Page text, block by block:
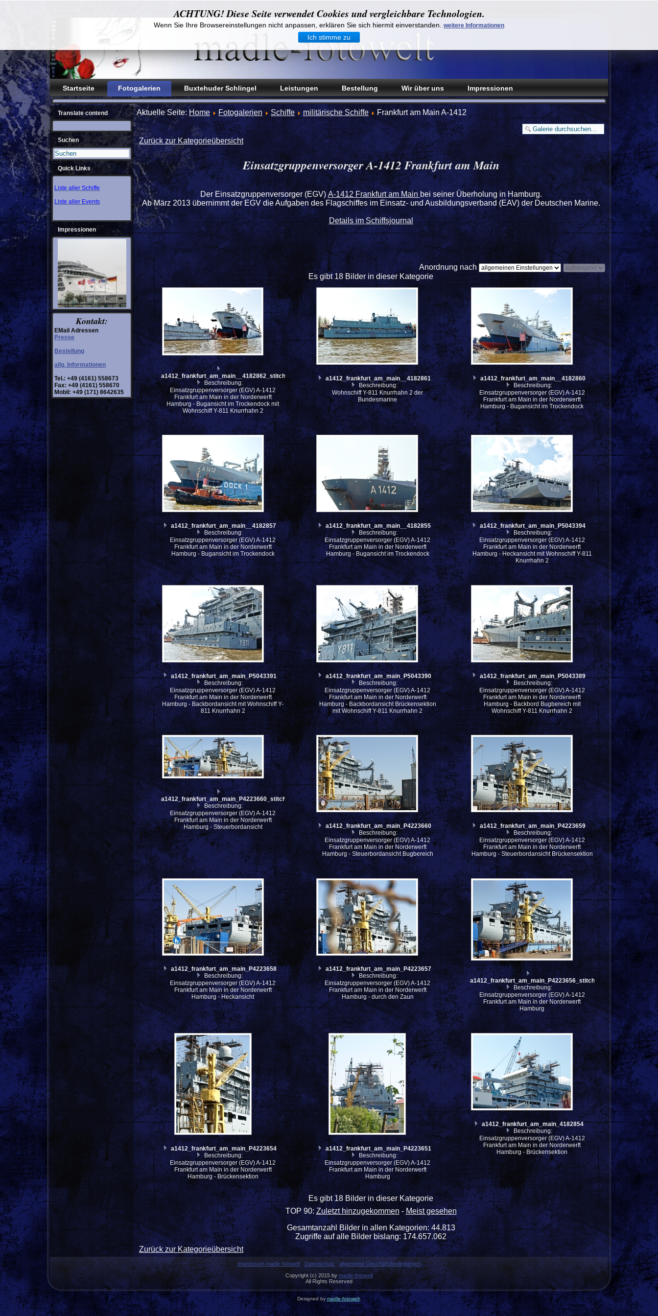
Startseite Fotogalerien Buxtehuder Schlingel Leistungen Bestellung Wir über uns Impressionen
ACHTUNG! Diese Seite verwendet Cookies und vergleichbare Technologien.
Wenn Sie Ihre Browsereinstellungen nicht anpassen, erklären Sie sich hiermit einverstanden. weitere Informationen
Ich stimme zu
Translate contend
Suchen
Quick Links
Liste aller Schiffe
Liste aller Events
Impressionen
Kontakt:
EMail Adressen
Presse
Bestellung
allg. Informationen
Tel.: +49 (4161) 558673
Fax: +49 (4161) 558670
Mobil: +49 (171) 8642635
Aktuelle Seite: Home Fotogalerien Schiffe militärische Schiffe Frankfurt am Main A-1412
Zurück zur Kategorieübersicht
Einsatzgruppenversorger A-1412 Frankfurt am Main
Der Einsatzgruppenversorger (EGV)A-1412 Frankfurt am Mainbei seiner Überholung in Hamburg.
Ab März 2013 übernimmt der EGV die Aufgaben des Flagschiffes im Einsatz- und Ausbildungsverband (EAV) der Deutschen Marine.
Details im Schiffsjournal
Anordnung nach
Es gibt 18 Bilder in dieser Kategorie
a1412_frankfurt_am_main__4182862_stitch
Beschreibung:
Einsatzgruppenversorger (EGV) A-1412
Frankfurt am Main in der Norderwerft
Hamburg - Bugansicht im Trockendock mit
Wohnschiff Y-811 Knurrhahn 2
a1412_frankfurt_am_main__4182861
Beschreibung:
Wohnschiff Y-811 Knurrhahn 2 der
Bundesmarine
a1412_frankfurt_am_main__4182860
Beschreibung:
Einsatzgruppenversorger (EGV) A-1412
Frankfurt am Main in der Norderwerft
Hamburg - Bugansicht im Trockendock
a1412_frankfurt_am_main__4182857
Beschreibung:
Einsatzgruppenversorger (EGV) A-1412
Frankfurt am Main in der Norderwerft
Hamburg - Bugansicht im Trockendock
a1412_frankfurt_am_main__4182855
Beschreibung:
Einsatzgruppenversorger (EGV) A-1412
Frankfurt am Main in der Norderwerft
Hamburg - Bugansicht im Trockendock
a1412_frankfurt_am_main_P5043394
Beschreibung:
Einsatzgruppenversorger (EGV) A-1412
Frankfurt am Main in der Norderwerft
Hamburg - Heckansicht mit Wohnschiff Y-811
Knurrhahn 2
a1412_frankfurt_am_main_P5043391
Beschreibung:
Einsatzgruppenversorger (EGV) A-1412
Frankfurt am Main in der Norderwerft
Hamburg - Backbordansicht mit Wohnschiff Y-
811 Knurrhahn 2
a1412_frankfurt_am_main_P5043390
Beschreibung:
Einsatzgruppenversorger (EGV) A-1412
Frankfurt am Main in der Norderwerft
Hamburg - Backbordansicht Brückensektion
mit Wohnschiff Y-811 Knurrhahn 2
a1412_frankfurt_am_main_P5043389
Beschreibung:
Einsatzgruppenversorger (EGV) A-1412
Frankfurt am Main in der Norderwerft
Hamburg - Backbord Bugbereich mit
Wohnschiff Y-811 Knurrhahn 2
a1412_frankfurt_am_main_P4223660_stitch
Beschreibung:
Einsatzgruppenversorger (EGV) A-1412
Frankfurt am Main in der Norderwerft
Hamburg - Steuerbordansicht
a1412_frankfurt_am_main_P4223660
Beschreibung:
Einsatzgruppenversorger (EGV) A-1412
Frankfurt am Main in der Norderwerft
Hamburg - Steuerbordansicht Bugbereich
a1412_frankfurt_am_main_P4223659
Beschreibung:
Einsatzgruppenversorger (EGV) A-1412
Frankfurt am Main in der Norderwerft
Hamburg - Steuerbordansicht Brückensektion
a1412_frankfurt_am_main_P4223658
Beschreibung:
Einsatzgruppenversorger (EGV) A-1412
Frankfurt am Main in der Norderwerft
Hamburg - Heckansicht
a1412_frankfurt_am_main_P4223657
Beschreibung:
Einsatzgruppenversorger (EGV) A-1412
Frankfurt am Main in der Norderwerft
Hamburg - durch den Zaun
a1412_frankfurt_am_main_P4223656_stitch
Beschreibung:
Einsatzgruppenversorger (EGV) A-1412
Frankfurt am Main in der Norderwerft
Hamburg
a1412_frankfurt_am_main_P4223654
Beschreibung:
Einsatzgruppenversorger (EGV) A-1412
Frankfurt am Main in der Norderwerft
Hamburg - Brückensektion
a1412_frankfurt_am_main_P4223651
Beschreibung:
Einsatzgruppenversorger (EGV) A-1412
Frankfurt am Main in der Norderwerft
Hamburg
a1412_frankfurt_am_main_4182854
Beschreibung:
Einsatzgruppenversorger (EGV) A-1412
Frankfurt am Main in der Norderwerft
Hamburg - Brückensektion
Es gibt 18 Bilder in dieser Kategorie
TOP 90: Zuletzt hinzugekommen - Meist gesehen
Gesamtanzahl Bilder in allen Kategorien: 44.813
Zugriffe auf alle Bilder bislang: 174.657.062
Zurück zur Kategorieübersicht
Impressum madle-fotowelt Datenschutz
allgemeine Geschäftsbedingungen
Copyright (c) 2015 by madle-fotowelt
All Rights Reserved
Designed by madle-fotowelt.